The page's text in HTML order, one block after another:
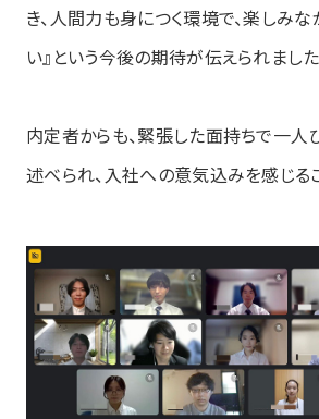
き、人間力も身につく環境で、楽しみ
い』という今後の期待が伝えられました
内定者からも、緊張した面持ちで一人
述べられ、入社への意気込みを感じる